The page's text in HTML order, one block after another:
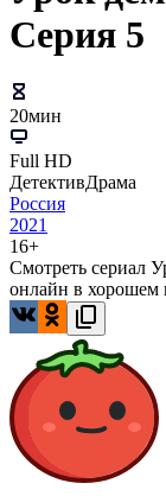
Серия 5
20мин
Full HD
ДетективДрама
Россия
2021
16+
Смотреть сериал
онлайн в хорошем